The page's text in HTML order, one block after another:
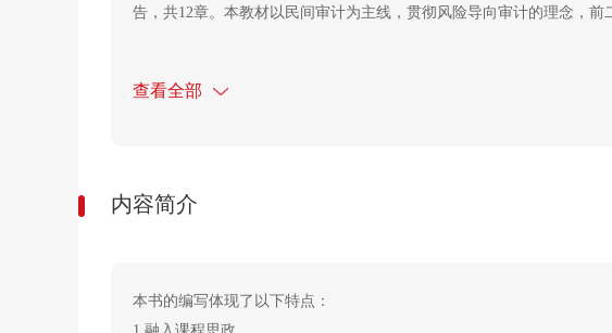
告，共12章。本教材以民间审计为主线，贯彻风险导向审计的理念，
查看全部
内容简介
本书的编写体现了以下特点：